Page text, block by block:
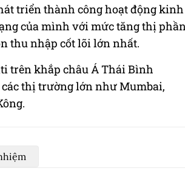
triển thành công hoạt động kinh
của mình với mức tăng thị
thu nhập cốt lõi lớn nhất.
trên khắp châu Á Thái Bình
các thị trường lớn như Mumbai,